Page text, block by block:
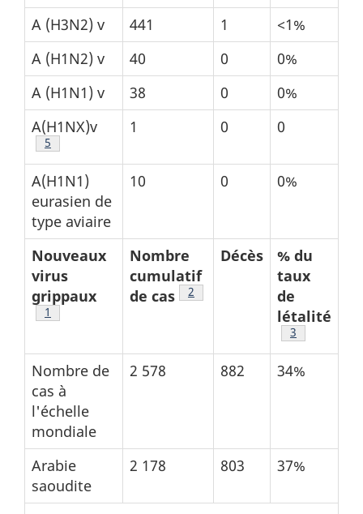
A (H3N2) v
441 1
<1%
A (H1N2) v
40 0
0%
A (H1N1) v
38 0
0%
A(H1NX)v
Tableau 1 Note de bas de page
5
1 0 0
A(H1N1)
eurasien de
type aviaire
10 0 0%
Nouveaux
virus
grippaux
Tableau 1 Note de bas de page
1
Nombre
cumulatif
de cas
Tableau 1 Note de bas de page
2
Décès
% du
taux
de
létalité
Tableau 1
3
Nombre de
cas à
l'échelle
mondiale
2 578 882 34%
Arabie
saoudite
2 178 803 37%